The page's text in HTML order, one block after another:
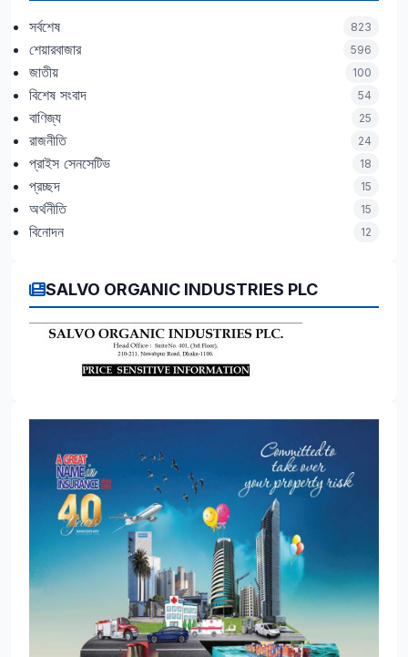
সর্বশেষ 823
শেয়ারবাজার 596
জাতীয় 100
বিশেষ সংবাদ 54
বাণিজ্য 25
রাজনীতি 24
প্রাইস সেনসেটিভ 18
প্রচ্ছদ 15
অর্থনীতি 15
বিনোদন 12
SALVO ORGANIC INDUSTRIES PLC